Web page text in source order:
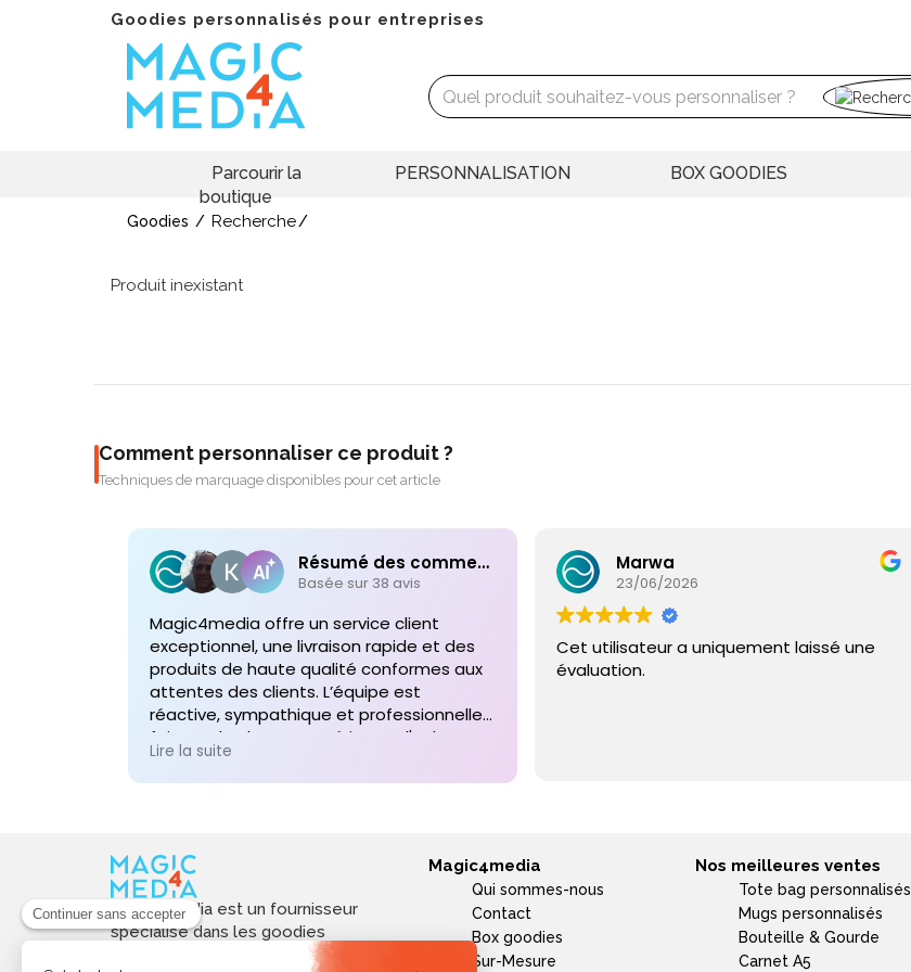
Goodies personnalisés pour entreprises
Parcourir la
boutique
PERSONNALISATION BOX GOODIES
Goodies Recherche
Produit inexistant
Comment personnaliser ce produit ?
Techniques de marquage disponibles pour cet article
Résumé des commentaires
Basée sur 38 avis
Magic4media offre un service client
exceptionnel, une livraison rapide et des
produits de haute qualité conformes aux
attentes des clients. L’équipe est
réactive, sympathique et professionnelle,
faisant de chaque expérience d'achat un
plaisir. Je recommande vivement leurs
services pour toute commande future de
Lire la suite
Marwa
23/06/2026
Cet utilisateur a uniquement laissé une
évaluation.
Magic4media est un fournisseur
spécialisé dans les goodies
personnalisés et objets publicitaires
Magic4media
Qui sommes-nous
Contact
Box goodies
Sur-Mesure
Nos meilleures ventes
Tote bag personnalisés
Mugs personnalisés
Bouteille & Gourde
Carnet A5